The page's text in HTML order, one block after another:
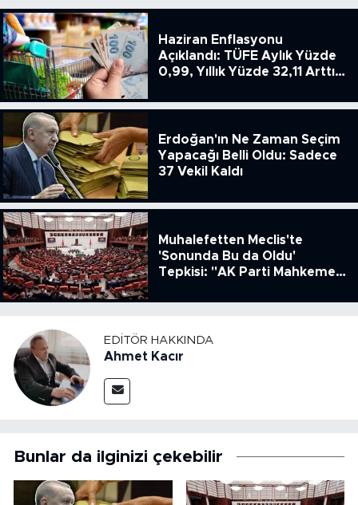
Haziran Enflasyonu
Açıklandı: TÜFE Aylık Yüzde
0,99, Yıllık Yüzde 32,11 Arttı,
51.49
Erdoğan'ın Ne Zaman Seçim
Yapacağı Belli Oldu: Sadece
37 Vekil Kaldı
Muhalefetten Meclis'te
'Sonunda Bu da Oldu'
Tepkisi: "AK Parti Mahkeme
Kanun Çıkardı"
EDITÖR HAKKINDA
Ahmet Kacır
Bunlar da ilginizi çekebilir